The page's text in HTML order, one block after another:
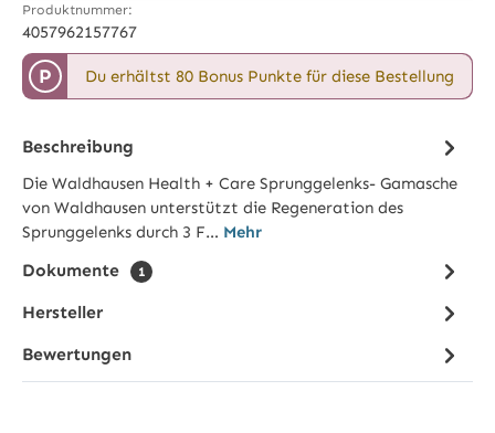
Produktnummer:
4057962157767
P Du erhältst 80 Bonus Punkte für diese Bestellung
Beschreibung
Die Waldhausen Health + Care Sprunggelenks- Gamasche
von Waldhausen unterstützt die Regeneration des
Sprunggelenks durch 3 F… Mehr
Dokumente 1
Hersteller
Bewertungen